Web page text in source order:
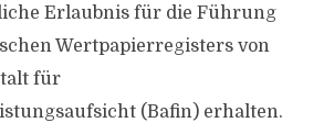
Erlaubnis für die Führung
Wertpapierregisters von
für
(Bafin) erhalten.